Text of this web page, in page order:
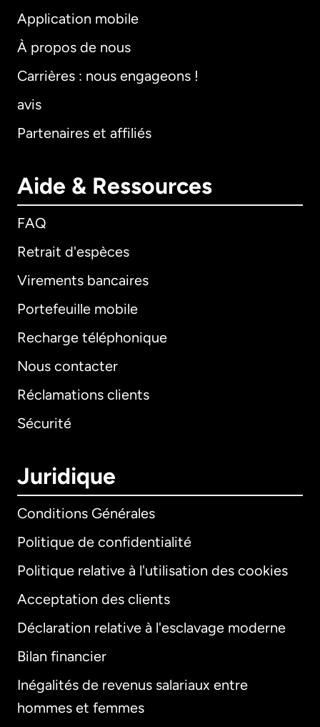
Application mobile
À propos de nous
Carrières : nous engageons !
avis
Partenaires et affiliés
Aide & Ressources
FAQ
Retrait d'espèces
Virements bancaires
Portefeuille mobile
Recharge téléphonique
Nous contacter
Réclamations clients
Sécurité
Juridique
Conditions Générales
Politique de confidentialité
Politique relative à l'utilisation des cookies
Acceptation des clients
Déclaration relative à l'esclavage moderne
Bilan financier
Inégalités de revenus salariaux entre
hommes et femmes
International